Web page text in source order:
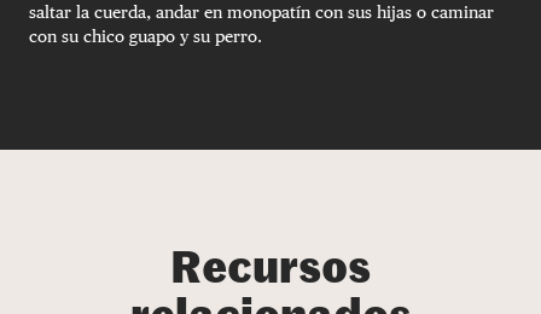
saltar la cuerda, andar en monopatín con sus hijas o caminar
con su chico guapo y su perro.
Recursos